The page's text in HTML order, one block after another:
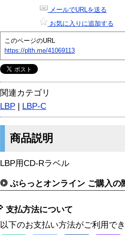
メールでURLを送る
お気に入りに追加する
このページのURL
https://plth.me/41069113
関連カテゴリ
LBP | LBP-C
商品説明
LBP用CD-Rラベル
ぷらっとオンライン ご購入の
支払方法について
以下のお支払い方法がご利用で